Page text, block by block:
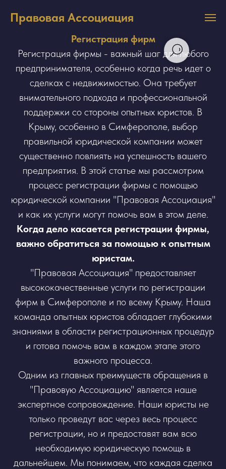
Правовая Ассоциация
Регистрация фирм
Регистрация фирмы - важный шаг для любого
предпринимателя, особенно когда речь идет о
сделках с недвижимостью. Она требует
внимательного подхода и профессиональной
поддержки со стороны опытных юристов. В
Крыму, особенно в Симферополе, выбор
правильной юридической компании может
существенно повлиять на успешность вашего
предприятия. В этой статье мы рассмотрим
процесс регистрации фирмы с помощью
юридической компании "Правовая Ассоциация"
и как их услуги могут помочь вам в этом деле.
Когда дело касается регистрации фирмы,
важно обратиться за помощью к опытным
юристам.
"Правовая Ассоциация" предоставляет
высококачественные услуги по регистрации
фирм в Симферополе и по всему Крыму. Наша
команда опытных юристов обладает глубокими
знаниями в области регистрационных процедур
и готова помочь вам в каждом этапе этого
важного процесса.
Одним из главных преимуществ обращения в
"Правовую Ассоциацию" является наше
экспертное сопровождение. Наши юристы не
только проведут вас через весь процесс
регистрации, но и предоставят вам всю
необходимую юридическую помощь в
дальнейшем. Мы понимаем, что каждая сделка